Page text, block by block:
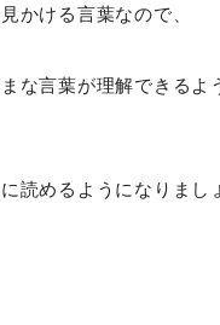
かける言葉なので、
な言葉が理解できるよ
読めるようになりまし